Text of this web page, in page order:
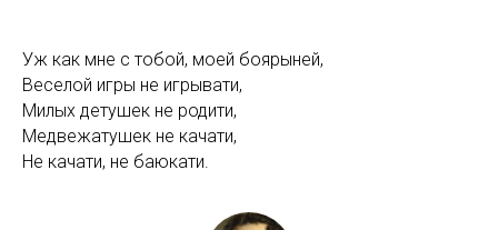
Уж как мне с тобой, моей боярыней,
Веселой игры не игрывати,
Милых детушек не родити,
Медвежатушек не качати,
Не качати, не баюкати.